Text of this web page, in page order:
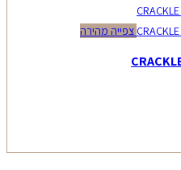
צפייה מהירה